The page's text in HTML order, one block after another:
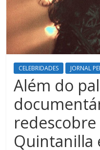
CELEBRIDADES JORNAL
Além do
redescobre
Quintanilla